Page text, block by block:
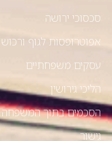
סכסוכי ירושה
אפוטרופסות לגוף ורכוש
עסקים משפחתיים
הליכי גירושין
הסכמים בתוך המשפחה
גישור